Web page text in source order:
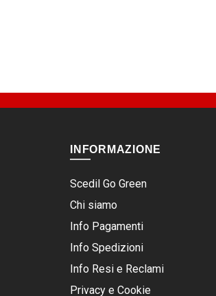
INFORMAZIONE
Scedil Go Green
Chi siamo
Info Pagamenti
Info Spedizioni
Info Resi e Reclami
Privacy e Cookie